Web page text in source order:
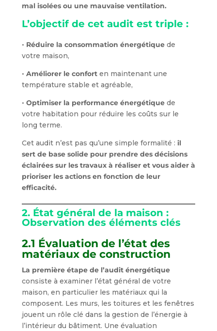
mal isolées ou une mauvaise ventilation.
L’objectif de cet audit est triple :
• Réduire la consommation énergétiquede
votre maison,
• Améliorer le conforten maintenant une
température stable et agréable,
• Optimiser la performance énergétiquede
votre habitation pour réduire les coûts sur le
long terme.
Cet audit n’est pas qu’une simple formalité : il
sert de base solide pour prendre des décisions
éclairées sur les travaux à réaliser et vous aider à
prioriser les actions en fonction de leur
efficacité.
2. État général de la maison :
Observation des éléments clés
2.1 Évaluation de l’état des
matériaux de construction
La première étape de l’audit énergétique
consiste à examiner l’état général de votre
maison, en particulier les matériaux qui la
composent. Les murs, les toitures et les fenêtres
jouent un rôle clé dans la gestion de l’énergie à
l’intérieur du bâtiment. Une évaluation